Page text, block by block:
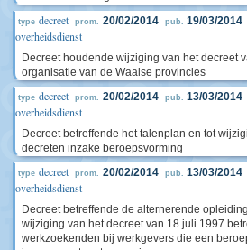
type decreet prom. 20/02/2014 pub. 19/03/2014
overheidsdienst
Decreet houdende wijziging van het decreet
organisatie van de Waalse provincies
type decreet prom. 20/02/2014 pub. 13/03/2014
overheidsdienst
Decreet betreffende het talenplan en tot
decreten inzake beroepsvorming
type decreet prom. 20/02/2014 pub. 13/03/2014
overheidsdienst
Decreet betreffende de alternerende
wijziging van het decreet van 18 juli 1997
werkzoekenden bij werkgevers die een